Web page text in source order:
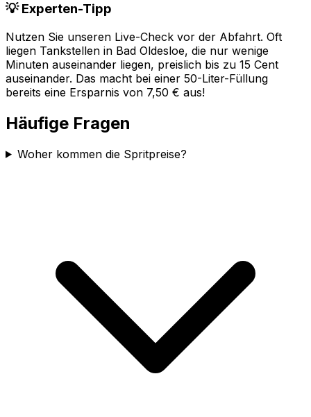
💡 Experten-Tipp
Nutzen Sie unseren Live-Check vor der Abfahrt. Oft
liegen Tankstellen in Bad Oldesloe, die nur wenige
Minuten auseinander liegen, preislich bis zu 15 Cent
auseinander. Das macht bei einer 50-Liter-Füllung
bereits eine Ersparnis von 7,50 € aus!
Häufige Fragen
Woher kommen die Spritpreise?